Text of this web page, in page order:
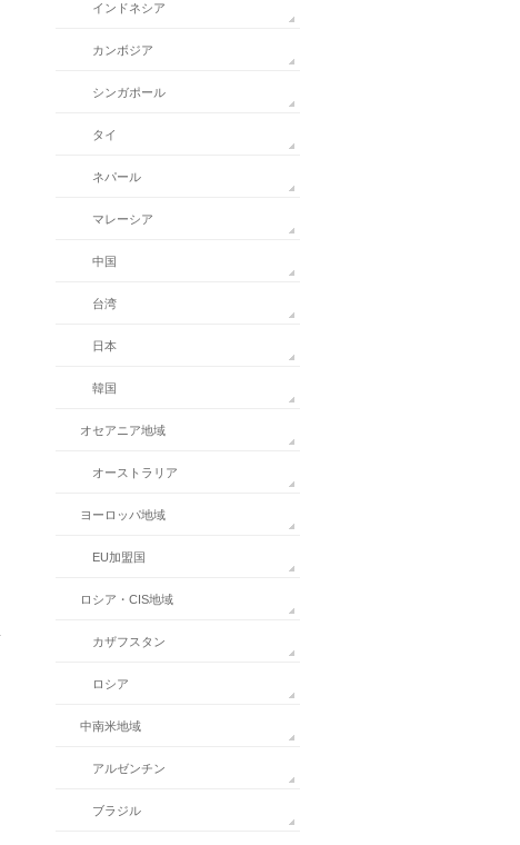
インドネシア
カンボジア
シンガポール
タイ
ネパール
マレーシア
中国
台湾
日本
韓国
オセアニア地域
オーストラリア
ヨーロッパ地域
EU加盟国
ロシア・CIS地域
カザフスタン
ロシア
中南米地域
アルゼンチン
ブラジル